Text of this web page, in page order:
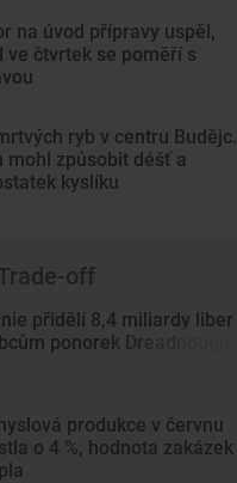
na úvod přípravy uspěl,
ve čtvrtek se poměří s
ryb v centru Budějc.
mohl způsobit déšť a
kyslíku
off
přidělí 8,4 miliardy liber
ponorek Dreadnought
produkce v červnu
o 4 %, hodnota zakázek